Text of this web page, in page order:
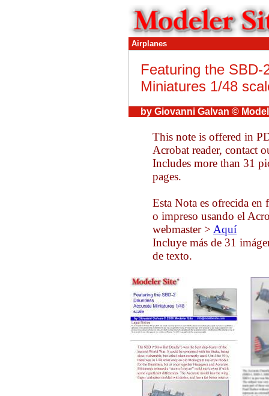
Airplanes
Featuring the SBD-
Miniatures 1/48
by Giovanni Galvan ©
This note is offered in
Acrobat reader, contact
Includes more than 31
pages.
Esta Nota es ofrecida
o impreso usando el
webmaster > Aquí
Incluye más de 31
de texto.